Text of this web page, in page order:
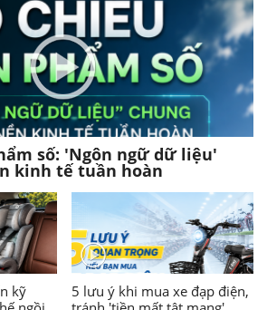
số: 'Ngôn ngữ dữ liệu'
kinh tế tuần hoàn
kỹ
5 lưu ý khi mua xe đạp điện,